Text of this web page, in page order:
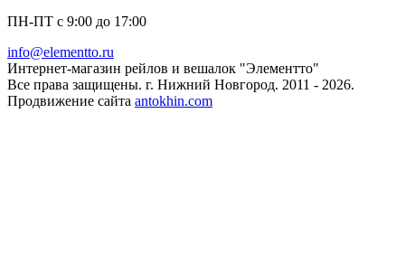
ПН-ПТ с 9:00 до 17:00
info@elementto.ru
Интернет-магазин рейлов и вешалок "Элементто"
Все права защищены. г. Нижний Новгород. 2011 - 2026.
Продвижение сайта antokhin.com